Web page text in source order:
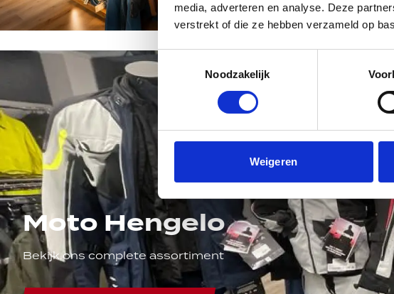
media, adverteren en analyse. Deze
verstrekt of die ze hebben verzameld op
Toestemmingsselectie
Noodzakelijk
Weigeren
Moto Hengelo
Bekijk ons complete assortiment